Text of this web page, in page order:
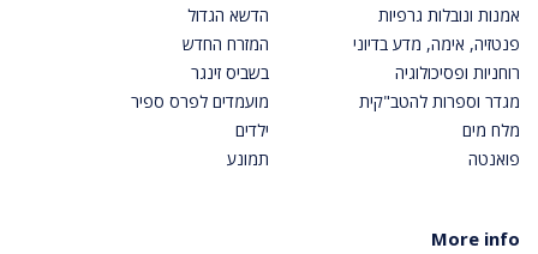
אמנות ונובלות גרפיות
פנטזיה, אימה, מדע בדיוני
רוחניות ופסיכולוגיה
מגדר וספרות להטב"קית
מלח מים
פואנטה
הדשא הגדול
המזרח החדש
בשביס זינגר
מועמדים לפרס ספיר
ילדים
תמונע
More info